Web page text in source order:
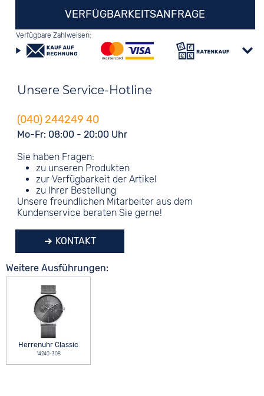
VERFÜGBARKEITSANFRAGE
Verfügbare Zahlweisen:
Unsere Service-Hotline
(040) 244249 40
Mo-Fr: 08:00 - 20:00 Uhr
Sie haben Fragen:
zu unseren Produkten
zur Verfügbarkeit der Artikel
zu Ihrer Bestellung
Unsere freundlichen Mitarbeiter aus dem
Kundenservice beraten Sie gerne!
KONTAKT
Weitere Ausführungen:
Herrenuhr Classic
14240-308